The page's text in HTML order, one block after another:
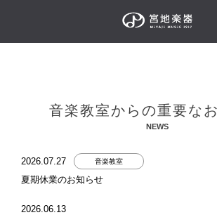
音楽教室からの重要な
NEWS
2026.07.27 音楽教室
夏期休業のお知らせ
2026.06.13